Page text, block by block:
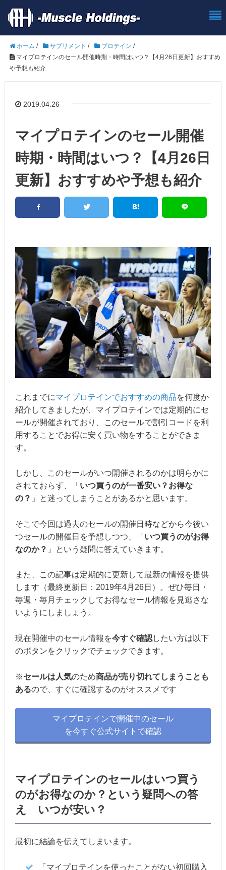
ホーム / サプリメント / プロテイン /
マイプロテインのセール開催時期・時間はいつ？【4月26日更新】おすすめ
や予想も紹介
2019.04.26
マイプロテインのセール開催
時期・時間はいつ？【4月26日
更新】おすすめや予想も紹介
これまでにマイプロテインでおすすめの商品を何度か
紹介してきましたが、マイプロテインでは定期的にセ
ールが開催されており、このセールで割引コードを利
用することでお得に安く買い物をすることができま
す。
しかし、このセールがいつ開催されるのかは明らかに
されておらず、「 いつ買うのが一番安い？お得な
の？ 」と迷ってしまうことがあるかと思います。
そこで今回は過去のセールの開催日時などから今後い
つセールの開催日を予想しつつ、「 いつ買うのがお得
なのか？ 」という疑問に答えていきます。
また、この記事は定期的に更新して最新の情報を提供
します（最終更新日：2019年4月26日）。ぜひ毎日・
毎週・毎月チェックしてお得なセール情報を見逃さな
いようにしましょう。
現在開催中のセール情報を今すぐ確認したい方は以下
のボタンをクリックでチェックできます。
※セールは人気のため商品が売り切れてしまうことも
あるので、すぐに確認するのがオススメです
マイプロテインで開催中のセール
を今すぐ公式サイトで確認
マイプロテインのセールはいつ買う
のがお得なのか？という疑問への答
え いつが安い？
最初に結論を伝えてしまいます。
「マイプロテインを使ったことがない初回購入